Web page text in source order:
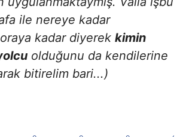
ile nereye kadar
kadar diyerek kimin
olduğunu da kendilerine
bitirelim bari...)